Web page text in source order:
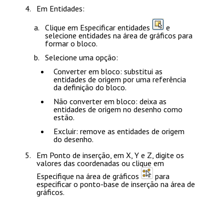
Em Entidades:
Clique em Especificar entidades
e
selecione entidades na área de gráficos para
formar o bloco.
Selecione uma opção:
Converter em bloco: substitui as
entidades de origem por uma referência
da definição do bloco.
Não converter em bloco: deixa as
entidades de origem no desenho como
estão.
Excluir: remove as entidades de origem
do desenho.
Em Ponto de inserção , em X ,Y e Z , digite os
valores das coordenadas ou clique em
Especifique na área de gráficos
para
especificar o ponto-base de inserção na área de
gráficos.